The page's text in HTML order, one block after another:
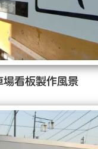
看板製作風景